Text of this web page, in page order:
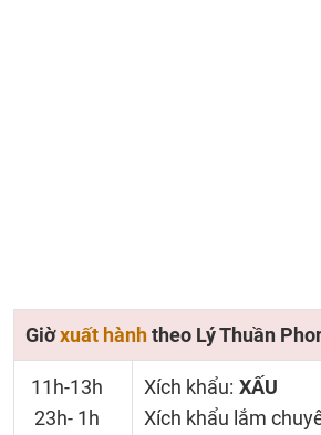
Giờxuất hànhtheo Lý Thuần
11h-13h
23h- 1h
Xích khẩu: XẤU
Xích khẩu lắm